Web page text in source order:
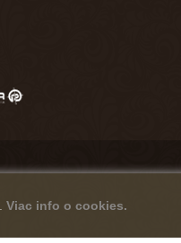
Viac info o cookies.